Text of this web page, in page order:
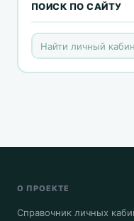
ПОИСК ПО САЙТУ
О ПРОЕКТЕ
Справочник личных